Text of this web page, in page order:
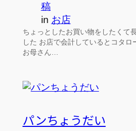
稿
in お店
ちょっとしたお買い物をしたくて
した お店で会計しているとコタロ
お母さん…
パンちょうだい